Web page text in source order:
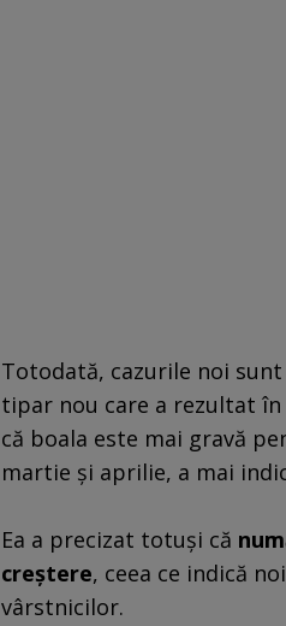
Totodată, cazurile noi
tipar nou care a rezultat
că boala este mai gravă
martie şi aprilie, a mai
Ea a precizat totuşi că
creştere, ceea ce indică
vârstnicilor.